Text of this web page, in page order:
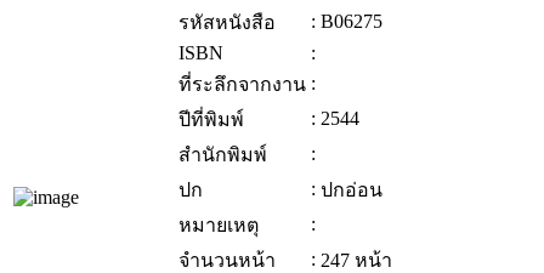
รหัสหนังสือ
: B06275
ISBN
:
ที่ระลึกจากงาน :
ปีที่พิมพ์
: 2544
สำนักพิมพ์
:
ปก
: ปกอ่อน
หมายเหตุ
:
จำนวนหน้า
: 247 หน้า